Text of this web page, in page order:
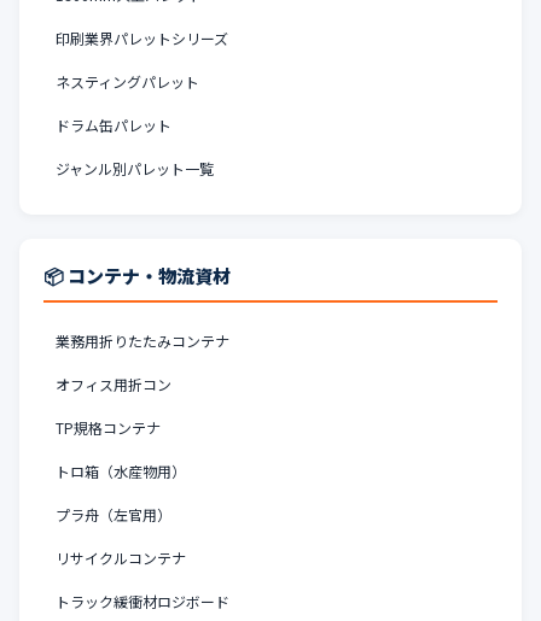
印刷業界パレットシリーズ
ネスティングパレット
ドラム缶パレット
ジャンル別パレット一覧
📦 コンテナ・物流資材
業務用折りたたみコンテナ
オフィス用折コン
TP規格コンテナ
トロ箱（水産物用）
プラ舟（左官用）
リサイクルコンテナ
トラック緩衝材ロジボード